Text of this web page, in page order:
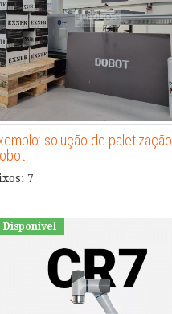
solução de paletização
7
Disponível